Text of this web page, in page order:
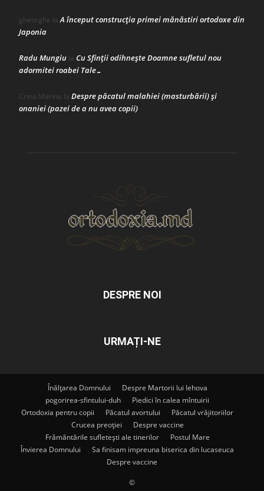
gheorghe laA început construcţia primei mănăstiri ortodoxe din
Japonia
Radu Mungiu la Cu Sfinții odihnește Doamne sufletul nou
adormitei roabei Tale…
Crina Marina la Despre păcatul malahiei (masturbării) şi
onaniei (pazei de a nu avea copii)
DESPRE NOI
URMAȚI-NE
Înălțarea Domnului
Despre Martorii lui Iehova
pogorirea-sfintului-duh
Piedici în calea mîntuirii
Ortodoxia pentru copii
Păcatul avortului
Păcatul vrăjitoriilor
Crucea preoției
Despre vaccine
Frământările sufletești ale tinerilor
Postul Mare
Învierea Domnului
Sa finisam impreuna biserica din lucaseuca
Despre vaccine
©